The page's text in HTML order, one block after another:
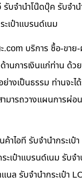
บจำนำโน๊ดบุ๊ค รับจำน
เป๋าแบรนด์เนม
บริการ ซื้อ-ขาย-
านการเงินแก่ท่าน ด้วย
ย่างเป็นธรรม ท่านจะ
มารถวางแผนการผ่อน
าไอที รับจำนำกระเป๋า
ะเป๋าแบรนด์เนม รับจ
แนล รับจำนำกระเป๋า